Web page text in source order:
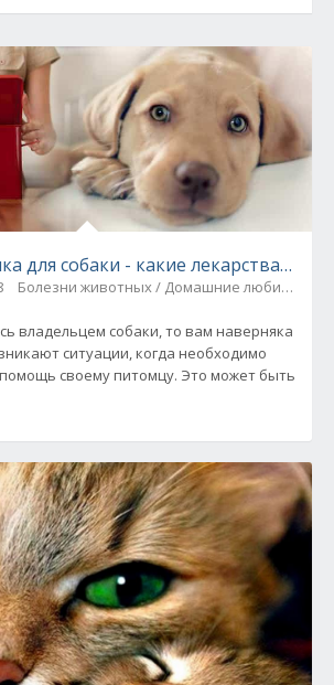
для собаки - какие лекарства
Болезни животных / Домашние любимцы
владельцем собаки, то вам наверняка
ситуации, когда необходимо
своему питомцу. Это может быть